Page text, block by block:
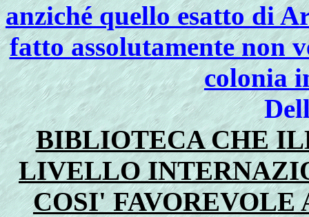
anziché quello esatto di
fatto assolutamente non
colonia
BIBLIOTECA CHE
LIVELLO
COSI' FAVOREVOLE